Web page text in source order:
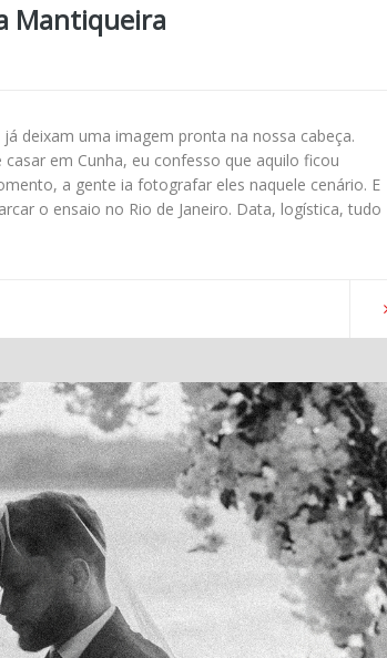
Mantiqueira
deixam uma imagem pronta na nossa cabeça.
em Cunha, eu confesso que aquilo ficou
a gente ia fotografar eles naquele cenário. E
o ensaio no Rio de Janeiro. Data, logística, tudo